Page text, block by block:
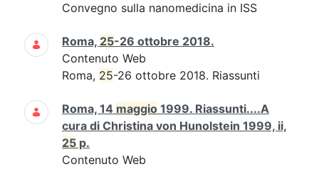
Convegno sulla nanomedicina in ISS
Roma, 25-26 ottobre 2018.
Contenuto Web
Roma, 25-26 ottobre 2018. Riassunti
Roma, 14 maggio 1999. Riassunti....A
cura di Christina von Hunolstein 1999, ii,
25 p.
Contenuto Web